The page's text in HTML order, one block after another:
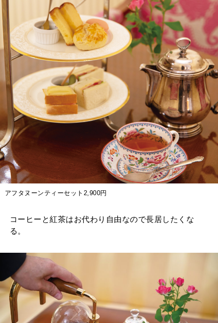
アフタヌーンティーセット2,900円
コーヒーと紅茶はお代わり自由なので長居したくな
る。